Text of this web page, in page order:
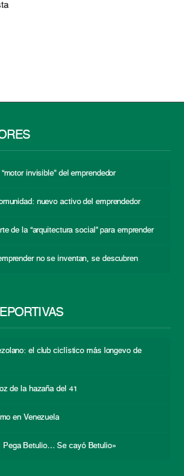
invisible” del emprendedor
nuevo activo del emprendedor
de la “arquitectura social” para emprender
no se inventan, se descubren
el club ciclístico más longevo de
de la hazaña del 41
en Venezuela
Betulio… Se cayó Betulio»